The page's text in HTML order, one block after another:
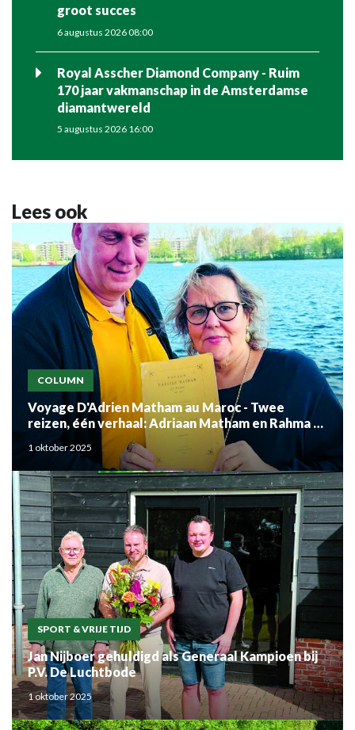
groot succes
6 augustus 2026 08:00
Royal Asscher Diamond Company - Ruim
170 jaar vakmanschap in de Amsterdamse
diamantwereld
5 augustus 2026 16:00
Lees ook
COLUMN
Voyage D'Adrien Matham au Maroc - Twee
reizen, één verhaal: Adriaan Matham en Rahma el
Mouden
1 oktober 2025
SPORT & VRIJE TIJD
Jan Nijboer gehuldigd als Generaal Kampioen bij
P.V. De Luchtbode
1 oktober 2025